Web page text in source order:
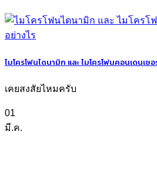
ไมโครโฟนไดนามิก และ ไมโครโฟนคอนเดนเซ
เคยสงสัยไหมครับ
01
มี.ค.